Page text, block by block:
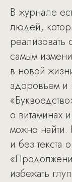
В журнале
людей,
самым
в новой
здоровьем и
о витаминах
можно найти.
и без текста
избежать